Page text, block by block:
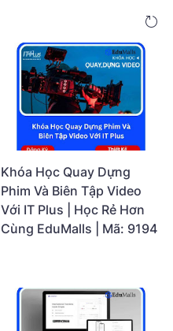
Khóa Học Quay Dựng
Phim Và Biên Tập Video
Với IT Plus | Học Rẻ Hơn
Cùng EduMalls | Mã: 9194